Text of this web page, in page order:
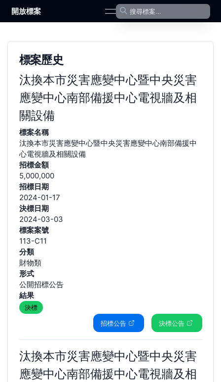
開放標案 open navigation menu
標案歷史
汰換本市災害應變中心暨中央災害
應變中心南部備援中心電視牆及相
關設備
標案名稱
汰換本市災害應變中心暨中央災害應變中心南部備援中
心電視牆及相關設備
招標金額
5,000,000
招標日期
2024-01-17
決標日期
2024-03-03
標案案號
113-C11
分類
財物類
形式
公開招標公告
結果
決標
招標公告
決標公告
汰換本市災害應變中心暨中央災害
應變中心南部備援中心電視牆及相